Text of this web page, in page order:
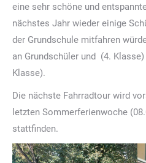
eine sehr schöne und
nächstes Jahr wieder einige
der Grundschule mitfahren
an Grundschüler und (4.
Klasse).
Die nächste Fahrradtour wird
letzten Sommerferienwoche
stattfinden.